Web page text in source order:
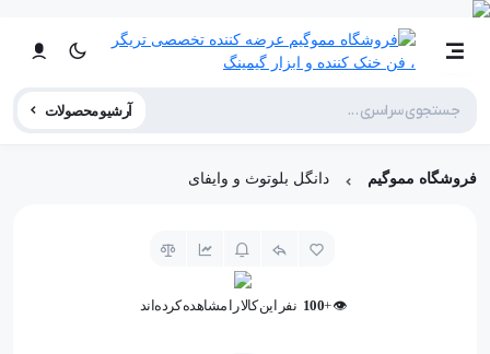
آرشیو محصولات
فروشگاه مموگیم دانگل بلوتوث و وایفای
👁️ +
100 نفر این کالا را مشاهده کرده‌اند